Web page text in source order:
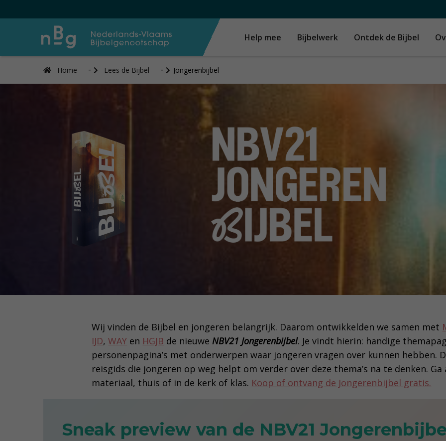
Help mee Bijbelwerk Ontdek de Bijbel
Home Lees de Bijbel Jongerenbijbel
Wij vinden de Bijbel en jongeren belangrijk. Daarom ontwikkelden we samen met
IJD,WAY en HGJB de nieuweNBV21 Jongerenbijbel. Je vindt hierin: handige
personenpagina’s met onderwerpen waar jongeren vragen over kunnen hebben.
reisgids die jongeren op weg helpt om verder over deze thema’s na te denken.
materiaal, thuis of in de kerk of klas. Koop of ontvang de Jongerenbijbel gratis.
Sneak preview van de NBV21